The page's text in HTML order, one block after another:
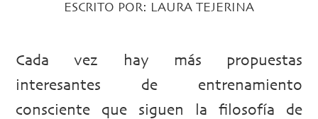
ESCRITO POR: LAURA TEJERINA
Cada vez hay más propuestas
interesantes de entrenamiento
consciente que siguen la filosofía de